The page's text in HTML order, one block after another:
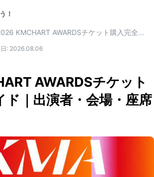
！
2026 KMCHART AWARDSチケット購入完全ガイド｜出演者・会場・座席情報まとめ
: 2026.08.06
AWARDSチケット
ド｜出演者・会場・座席